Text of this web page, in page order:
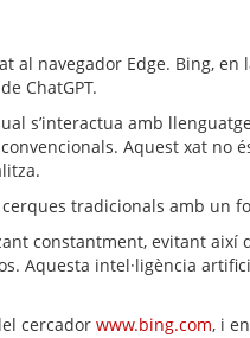
navegador Edge. Bing,
ChatGPT.
s’interactua amb
Aquest xat no
tradicionals amb un
constantment, evitant
Aquesta intel·ligència
cercador www.bing.com, i